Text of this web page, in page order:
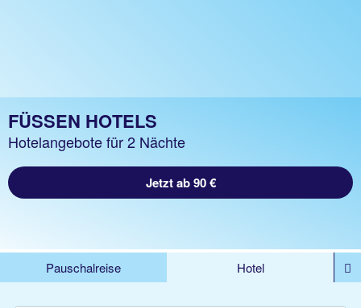
FÜSSEN HOTELS
Hotelangebote für 2 Nächte
Jetzt ab 90 €
Pauschalreise
Hotel